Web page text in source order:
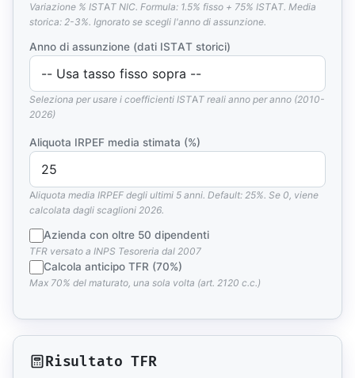
Variazione % ISTAT NIC. Formula: 1.5% fisso + 75% ISTAT. Media
storica: 2-3%. Ignorato se scegli l'anno di assunzione.
Anno di assunzione (dati ISTAT storici)
Seleziona per usare i coefficienti ISTAT reali anno per anno (2010-
2026)
Aliquota IRPEF media stimata (%)
Aliquota media IRPEF degli ultimi 5 anni. Default: 25%. Se 0, viene
calcolata dagli scaglioni 2026.
Azienda con oltre 50 dipendenti
TFR versato a INPS Tesoreria dal 2007
Calcola anticipo TFR (70%)
Max 70% del maturato, una sola volta (art. 2120 c.c.)
Risultato TFR